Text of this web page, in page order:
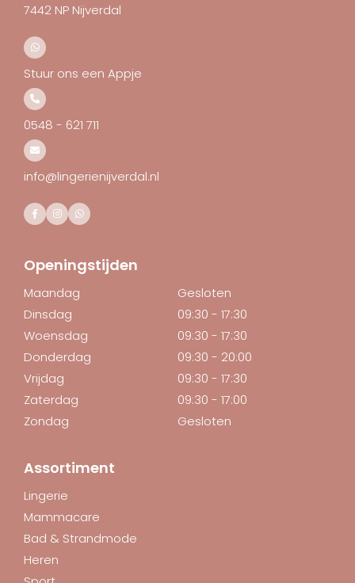
7442 NP Nijverdal
Stuur ons een Appje
0548 - 621 711
info@lingerienijverdal.nl
Openingstijden
Maandag
Gesloten
Dinsdag
09:30 - 17:30
Woensdag
09:30 - 17:30
Donderdag
09:30 - 20:00
Vrijdag
09:30 - 17:30
Zaterdag
09:30 - 17:00
Zondag
Gesloten
Assortiment
Lingerie
Mammacare
Bad & Strandmode
Heren